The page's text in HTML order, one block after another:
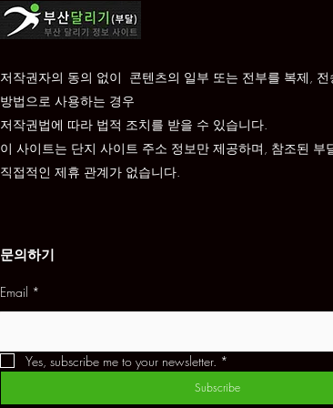
저작권자의 동의 없이 콘텐츠의 일부 또는 전부를 복제, 전
방법으로 사용하는 경우
저작권법에 따라 법적 조치를 받을 수 있습니다.
이 사이트는 단지 사이트 주소 정보만 제공하며, 참조된 부
직접적인 제휴 관계가 없습니다.
문의하기
Email *
Yes, subscribe me to your newsletter. *
Subscribe